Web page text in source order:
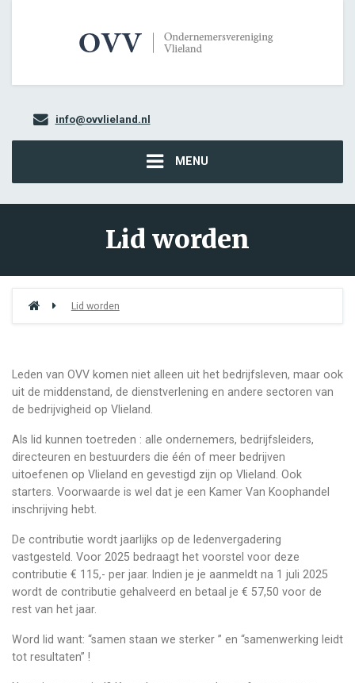
info@ovvlieland.nl
MENU
Lid worden
Lid worden
Leden van OVV komen niet alleen uit het bedrijfsleven, maar ook
uit de middenstand, de dienstverlening en andere sectoren van
de bedrijvigheid op Vlieland.
Als lid kunnen toetreden : alle ondernemers, bedrijfsleiders,
directeuren en bestuurders die één of meer bedrijven
uitoefenen op Vlieland en gevestigd zijn op Vlieland. Ook
starters. Voorwaarde is wel dat je een Kamer Van Koophandel
inschrijving hebt.
De contributie wordt jaarlijks op de ledenvergadering
vastgesteld. Voor 2025 bedraagt het voorstel voor deze
contributie € 115,- per jaar. Indien je je aanmeldt na 1 juli 2025
wordt de contributie gehalveerd en betaal je € 57,50 voor de
rest van het jaar.
Word lid want: “samen staan we sterker ” en “samenwerking leidt
tot resultaten” !